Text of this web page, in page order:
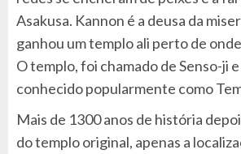
Asakusa. Kannon é a deusa da
ganhou um templo ali perto de
O templo, foi chamado de Senso-ji
conhecido popularmente como
Mais de 1300 anos de história
do templo original, apenas a